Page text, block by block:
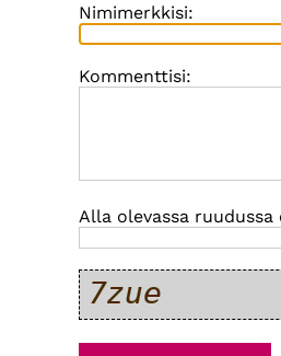
Nimimerkkisi:
Kommenttisi:
Alla olevassa